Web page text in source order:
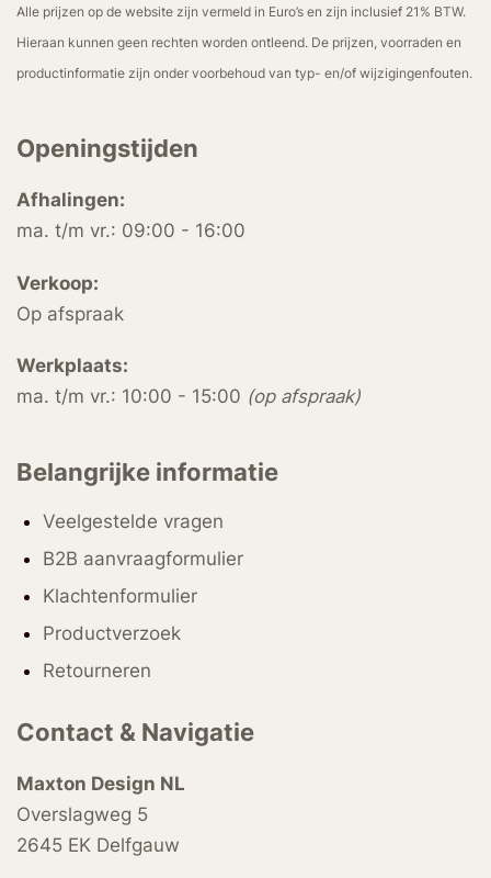
Alle prijzen op de website zijn vermeld in Euro’s en zijn inclusief 21% BTW.
Hieraan kunnen geen rechten worden ontleend. De prijzen, voorraden en
productinformatie zijn onder voorbehoud van typ- en/of wijzigingenfouten.
Openingstijden
Afhalingen:
ma. t/m vr.: 09:00 - 16:00
Verkoop:
Op afspraak
Werkplaats:
ma. t/m vr.: 10:00 - 15:00 (op afspraak)
Belangrijke informatie
Veelgestelde vragen
B2B aanvraagformulier
Klachtenformulier
Productverzoek
Retourneren
Contact & Navigatie
Maxton Design NL
Overslagweg 5
2645 EK Delfgauw